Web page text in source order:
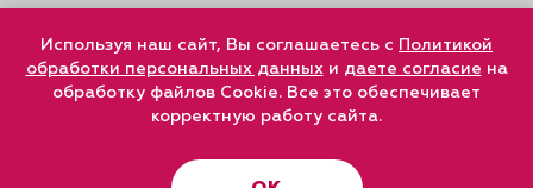
Используя наш сайт, Вы соглашаетесь с Политикой
обработки персональных данныхи даете согласие на
обработку файлов Cookie. Все это обеспечивает
корректную работу сайта.